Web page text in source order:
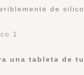
de
una tableta de